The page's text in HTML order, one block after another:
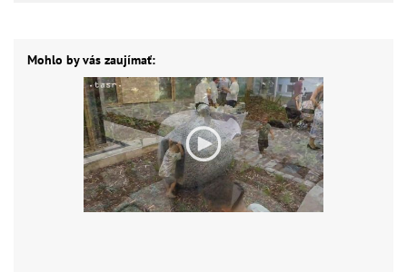
Mohlo by vás zaujímať: